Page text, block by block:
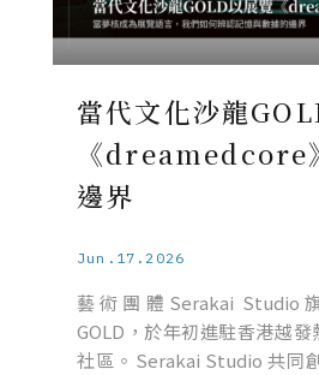
當代文化沙龍
《dreamedcore
邊界
Jun.17.2026
藝術團體Serakai Studio
GOLD，於年初進駐香港越
社區。Serakai Studio 共同